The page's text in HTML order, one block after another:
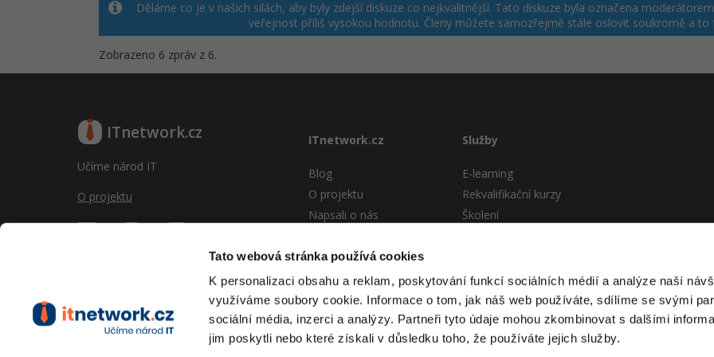
Tato webová stránka používá cookies
K personalizaci obsahu a reklam, poskytování funkcí sociálních médií a analýze naší
využíváme soubory cookie. Informace o tom, jak náš web používáte, sdílíme se svými
sociální média, inzerci a analýzy. Partneři tyto údaje mohou zkombinovat s dalšími
jim poskytli nebo které získali v důsledku toho, že používáte jejich služby.
Děláme co je v našich silách, aby byly zdejší diskuze co nejkvalitnější. Tato diskuze byla označena
veřejnost příliš vysokou hodnotu. Členy můžete samozřejmě stále oslovit soukromě a to
Zobrazeno 6 zpráv z 6.
ITnetwork.cz
Učíme národ IT
O projektu
ITnetwork.cz
Blog
O projektu
Napsali o nás
Vývoj systému
Provozní podmínky
RSS
Kontakt
Služby
E-learning
Rekvalifikační kurzy
Školení